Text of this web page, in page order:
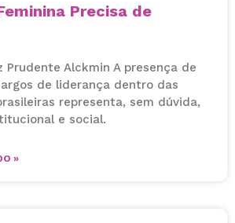
Precisa de
Prudente Alckmin A presença de
de liderança dentro das
representa, sem dúvida,
e social.
»